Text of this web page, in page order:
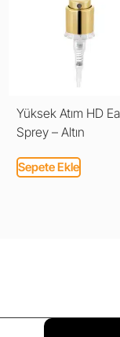
Yüksek Atım HD
Sprey – Altın
Sepete Ekle